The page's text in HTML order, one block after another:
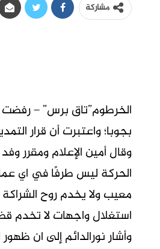
مشاركة
الخرطوم”تاق برس” – رفضت
بجوبا؛ واعتبرت أن قرار
وقال أمين الإعلام ومقرر
الحركة ليس طرفًا في اي
معيب ولا يخدم روح
استغلال واجهات لا تخدم
وأشار نورالدائم إلى ان